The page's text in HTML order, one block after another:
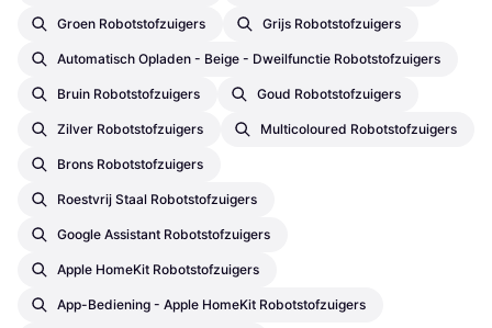
Groen Robotstofzuigers Grijs Robotstofzuigers
Automatisch Opladen - Beige - Dweilfunctie Robotstofzuigers
Bruin Robotstofzuigers Goud Robotstofzuigers
Zilver Robotstofzuigers Multicoloured Robotstofzuigers
Brons Robotstofzuigers
Roestvrij Staal Robotstofzuigers
Google Assistant Robotstofzuigers
Apple HomeKit Robotstofzuigers
App-Bediening - Apple HomeKit Robotstofzuigers